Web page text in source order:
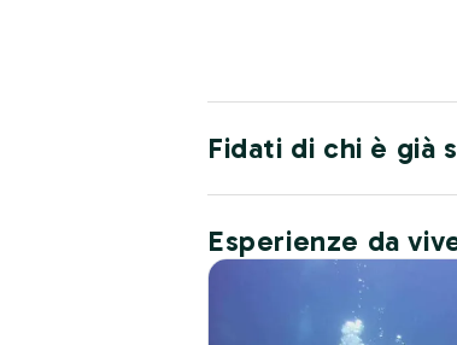
Fidati di chi è già
Esperienze da